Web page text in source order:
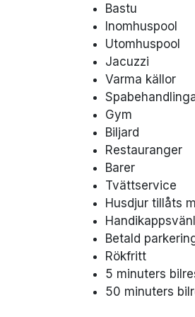
Bastu
Inomhuspool
Utomhuspool
Jacuzzi
Varma källor
Gym
Biljard
Restauranger
Barer
Tvättservice
Husdjur tillåts
Betald
Rökfritt
5 minuters
50 minuters